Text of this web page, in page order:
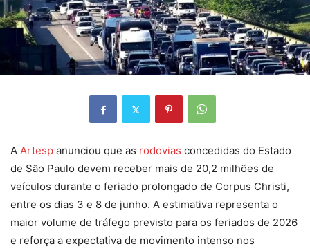
A Artesp anunciou que as rodovias concedidas do Estado
de São Paulo devem receber mais de 20,2 milhões de
veículos durante o feriado prolongado de Corpus Christi,
entre os dias 3 e 8 de junho. A estimativa representa o
maior volume de tráfego previsto para os feriados de 2026
e reforça a expectativa de movimento intenso nos